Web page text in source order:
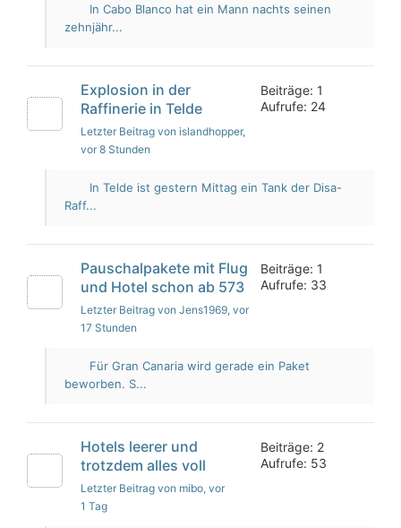
In Cabo Blanco hat ein Mann nachts seinen
zehnjähr...
Explosion in der
Raffinerie in Telde
Letzter Beitrag von islandhopper,
vor 8 Stunden
Beiträge: 1
Aufrufe: 24
In Telde ist gestern Mittag ein Tank der Disa-
Raff...
Pauschalpakete mit Flug
und Hotel schon ab 573
Letzter Beitrag von Jens1969, vor
17 Stunden
Beiträge: 1
Aufrufe: 33
Für Gran Canaria wird gerade ein Paket
beworben. S...
Hotels leerer und
trotzdem alles voll
Letzter Beitrag von mibo, vor
1 Tag
Beiträge: 2
Aufrufe: 53